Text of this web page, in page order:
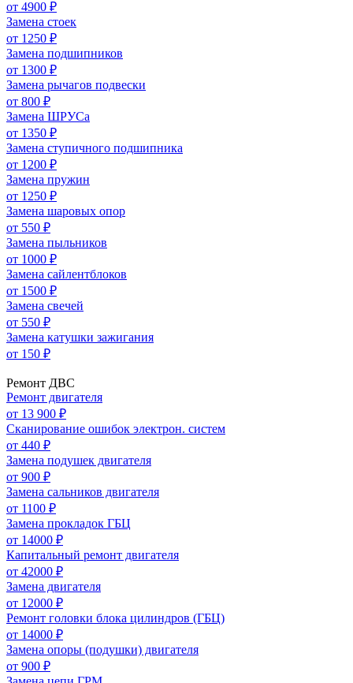
от 4900 ₽
Замена стоек
от 1250 ₽
Замена подшипников
от 1300 ₽
Замена рычагов подвески
от 800 ₽
Замена ШРУСа
от 1350 ₽
Замена ступичного подшипника
от 1200 ₽
Замена пружин
от 1250 ₽
Замена шаровых опор
от 550 ₽
Замена пыльников
от 1000 ₽
Замена сайлентблоков
от 1500 ₽
Замена свечей
от 550 ₽
Замена катушки зажигания
от 150 ₽
Ремонт ДВС
Ремонт двигателя
от 13 900 ₽
Сканирование ошибок электрон. систем
от 440 ₽
Замена подушек двигателя
от 900 ₽
Замена сальников двигателя
от 1100 ₽
Замена прокладок ГБЦ
от 14000 ₽
Капитальный ремонт двигателя
от 42000 ₽
Замена двигателя
от 12000 ₽
Ремонт головки блока цилиндров (ГБЦ)
от 14000 ₽
Замена опоры (подушки) двигателя
от 900 ₽